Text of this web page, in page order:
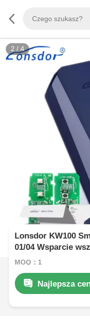
2 / 4
Lonsdor KW100
01/04 Wsparcie
dodawania kluczy
MOQ：1
Najlepsza